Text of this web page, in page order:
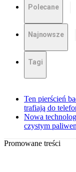
Polecane
Najnowsze
Tagi
Ten pierścień
trafiają do
Nowa
czystym
Promowane treści